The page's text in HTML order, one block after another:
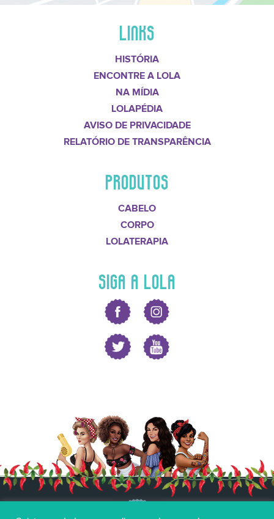
LINKS
HISTÓRIA
ENCONTRE A LOLA
NA MÍDIA
LOLAPÉDIA
AVISO DE PRIVACIDADE
RELATÓRIO DE TRANSPARÊNCIA
PRODUTOS
CABELO
CORPO
LOLATERAPIA
SIGA A LOLA